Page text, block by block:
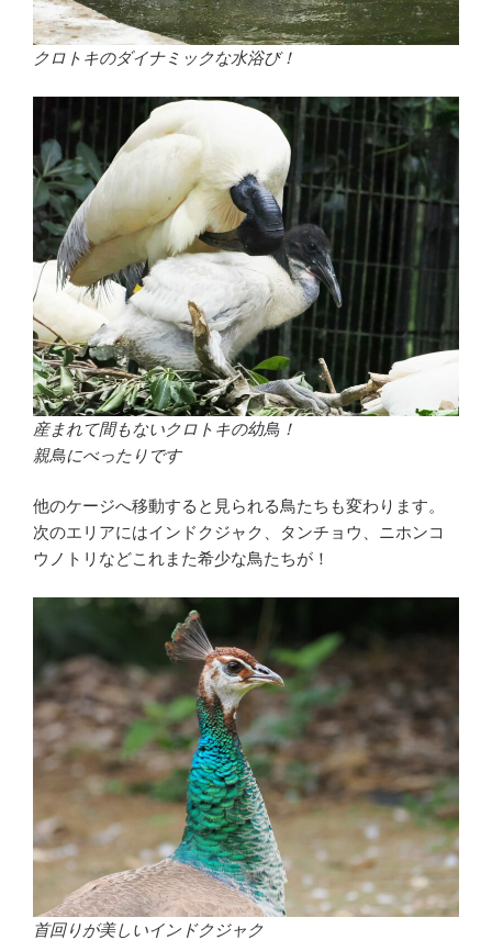
クロトキのダイナミックな水浴び！
産まれて間もないクロトキの幼鳥！
親鳥にべったりです
他のケージへ移動すると見られる鳥たちも変わります。
次のエリアにはインドクジャク、タンチョウ、ニホンコ
ウノトリなどこれまた希少な鳥たちが！
首回りが美しいインドクジャク